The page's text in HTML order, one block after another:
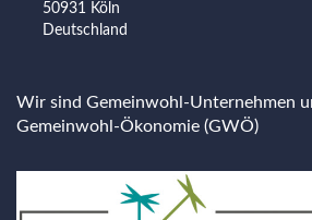
50931 Köln
Deutschland
Wir sind Gemeinwohl-Unternehmen
Gemeinwohl-Ökonomie (GWÖ)